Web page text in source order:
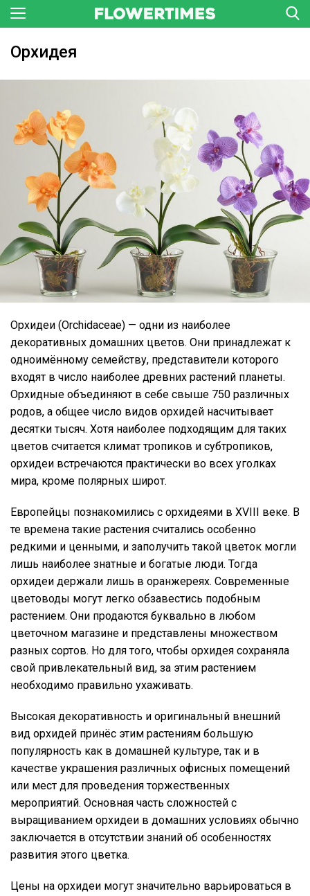
Орхидея
Орхидеи (Orchidaceae) — одни из наиболее
декоративных домашних цветов. Они принадлежат к
одноимённому семейству, представители которого
входят в число наиболее древних растений планеты.
Орхидные объединяют в себе свыше 750 различных
родов, а общее число видов орхидей насчитывает
десятки тысяч. Хотя наиболее подходящим для таких
цветов считается климат тропиков и субтропиков,
орхидеи встречаются практически во всех уголках
мира, кроме полярных широт.
Европейцы познакомились с орхидеями в XVIII веке. В
те времена такие растения считались особенно
редкими и ценными, и заполучить такой цветок могли
лишь наиболее знатные и богатые люди. Тогда
орхидеи держали лишь в оранжереях. Современные
цветоводы могут легко обзавестись подобным
растением. Они продаются буквально в любом
цветочном магазине и представлены множеством
разных сортов. Но для того, чтобы орхидея сохраняла
свой привлекательный вид, за этим растением
необходимо правильно ухаживать.
Высокая декоративность и оригинальный внешний
вид орхидей принёс этим растениям большую
популярность как в домашней культуре, так и в
качестве украшения различных офисных помещений
или мест для проведения торжественных
мероприятий. Основная часть сложностей с
выращиванием орхидеи в домашних условиях обычно
заключается в отсутствии знаний об особенностях
развития этого цветка.
Цены на орхидеи могут значительно варьироваться в